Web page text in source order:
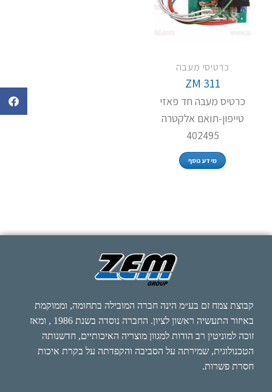
כרטיסי מעבה
ZM 311
כרטיס מעבה חד פאזי
טייפון-תואם אלקטרה
402495
מידע נוסף
קבוצת צמח זם בע״מ הינה חברה המובילה בתחומה, וממוקמת
באיזור התעשיה ראשון לציון. החברה נוסדה בשנת 1986 , ומאז
זוכה למוניטין רב הודות למגוון מוצריה האיכותיים, חדשנותה
הטכנולוגית, שמירתה על הסביבה והקפדתה על בקרת איכות
חסרת פשרות.